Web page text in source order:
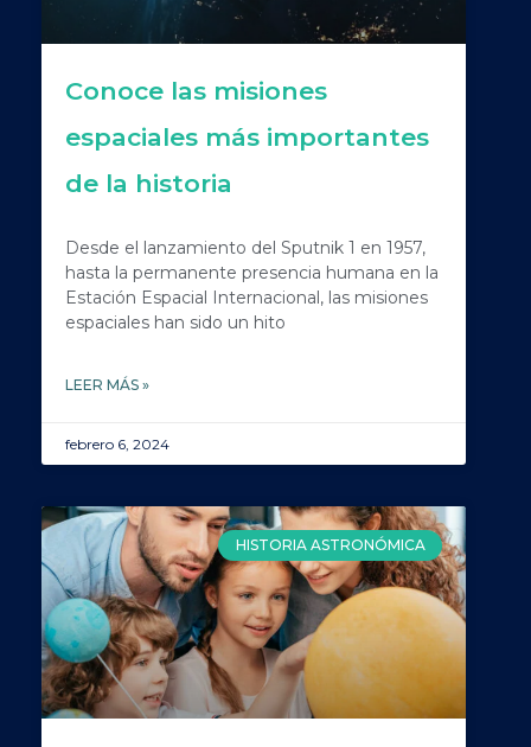
Conoce las misiones
espaciales más importantes
de la historia
Desde el lanzamiento del Sputnik 1 en 1957,
hasta la permanente presencia humana en la
Estación Espacial Internacional, las misiones
espaciales han sido un hito
LEER MÁS »
febrero 6, 2024
HISTORIA ASTRONÓMICA